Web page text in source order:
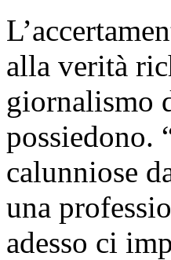
alla verità
giornalismo
possiedono.
calunniose
una
adesso ci